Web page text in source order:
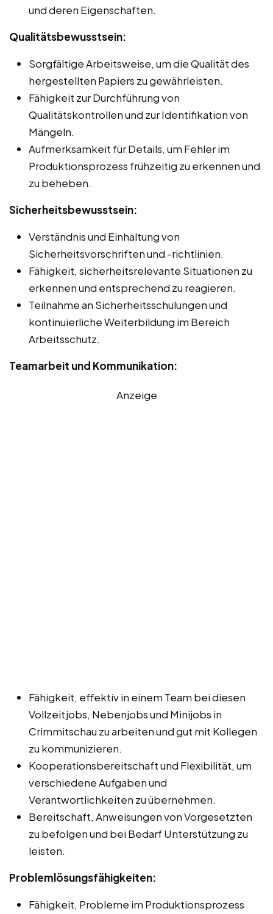
und deren Eigenschaften.
Qualitätsbewusstsein:
Sorgfältige Arbeitsweise, um die Qualität des
hergestellten Papiers zu gewährleisten.
Fähigkeit zur Durchführung von
Qualitätskontrollen und zur Identifikation von
Mängeln.
Aufmerksamkeit für Details, um Fehler im
Produktionsprozess frühzeitig zu erkennen und
zu beheben.
Sicherheitsbewusstsein:
Verständnis und Einhaltung von
Sicherheitsvorschriften und -richtlinien.
Fähigkeit, sicherheitsrelevante Situationen zu
erkennen und entsprechend zu reagieren.
Teilnahme an Sicherheitsschulungen und
kontinuierliche Weiterbildung im Bereich
Arbeitsschutz.
Teamarbeit und Kommunikation:
Anzeige
Fähigkeit, effektiv in einem Team bei diesen
Vollzeitjobs, Nebenjobs und Minijobs in
Crimmitschau zu arbeiten und gut mit Kollegen
zu kommunizieren.
Kooperationsbereitschaft und Flexibilität, um
verschiedene Aufgaben und
Verantwortlichkeiten zu übernehmen.
Bereitschaft, Anweisungen von Vorgesetzten
zu befolgen und bei Bedarf Unterstützung zu
leisten.
Problemlösungsfähigkeiten:
Fähigkeit, Probleme im Produktionsprozess